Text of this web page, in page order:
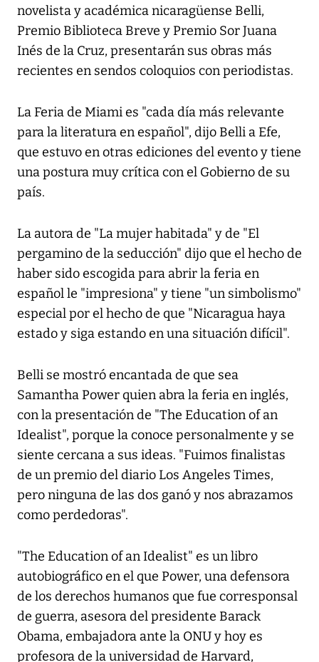
novelista y académica nicaragüense Belli,
Premio Biblioteca Breve y Premio Sor Juana
Inés de la Cruz, presentarán sus obras más
recientes en sendos coloquios con periodistas.
La Feria de Miami es "cada día más relevante
para la literatura en español", dijo Belli a Efe,
que estuvo en otras ediciones del evento y tiene
una postura muy crítica con el Gobierno de su
país.
La autora de "La mujer habitada" y de "El
pergamino de la seducción" dijo que el hecho de
haber sido escogida para abrir la feria en
español le "impresiona" y tiene "un simbolismo"
especial por el hecho de que "Nicaragua haya
estado y siga estando en una situación difícil".
Belli se mostró encantada de que sea
Samantha Power quien abra la feria en inglés,
con la presentación de "The Education of an
Idealist", porque la conoce personalmente y se
siente cercana a sus ideas. "Fuimos finalistas
de un premio del diario Los Angeles Times,
pero ninguna de las dos ganó y nos abrazamos
como perdedoras".
"The Education of an Idealist" es un libro
autobiográfico en el que Power, una defensora
de los derechos humanos que fue corresponsal
de guerra, asesora del presidente Barack
Obama, embajadora ante la ONU y hoy es
profesora de la universidad de Harvard,